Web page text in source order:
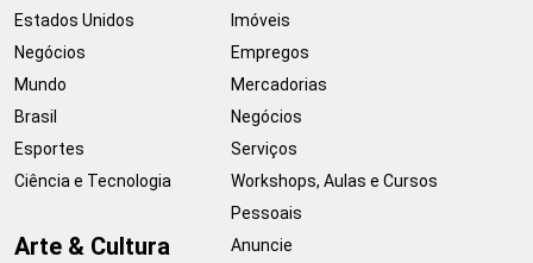
Estados Unidos
Negócios
Mundo
Brasil
Esportes
Ciência e Tecnologia
Arte & Cultura
Imóveis
Empregos
Mercadorias
Negócios
Serviços
Workshops, Aulas e Cursos
Pessoais
Anuncie